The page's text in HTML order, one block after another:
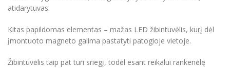
atidarytuvas.
Kitas papildomas elementas – mažas LED žibintuvėlis, kurį dėl
įmontuoto magneto galima pastatyti patogioje vietoje.
Žibintuvėlis taip pat turi sriegį, todėl esant reikalui rankenėlę